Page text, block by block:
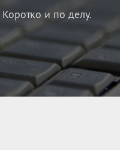
Коротко и по делу.